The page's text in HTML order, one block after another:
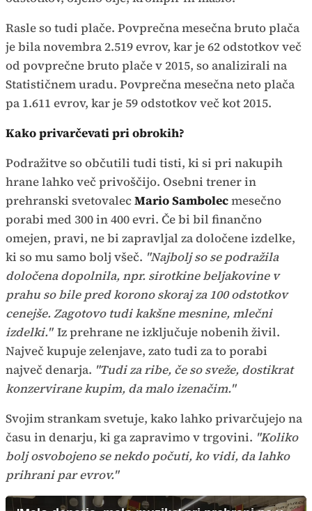
Rasle so tudi plače. Povprečna mesečna bruto plača
je bila novembra 2.519 evrov, kar je 62 odstotkov več
od povprečne bruto plače v 2015, so analizirali na
Statističnem uradu. Povprečna mesečna neto plača
pa 1.611 evrov, kar je 59 odstotkov več kot 2015.
Kako privarčevati pri obrokih?
Podražitve so občutili tudi tisti, ki si pri nakupih
hrane lahko več privoščijo. Osebni trener in
prehranski svetovalecMario Sambolecmesečno
porabi med 300 in 400 evri. Če bi bil finančno
omejen, pravi, ne bi zapravljal za določene izdelke,
ki so mu samo bolj všeč. "Najbolj so se podražila
določena dopolnila, npr. sirotkine beljakovine v
prahu so bile pred korono skoraj za 100 odstotkov
cenejše. Zagotovo tudi kakšne mesnine, mlečni
izdelki." Iz prehrane ne izključuje nobenih živil.
Največ kupuje zelenjave, zato tudi za to porabi
največ denarja. "Tudi za ribe, če so sveže, dostikrat
konzervirane kupim, da malo izenačim."
Svojim strankam svetuje, kako lahko privarčujejo na
času in denarju, ki ga zapravimo v trgovini. "Koliko
bolj osvobojeno se nekdo počuti, ko vidi, da lahko
prihrani par evrov."